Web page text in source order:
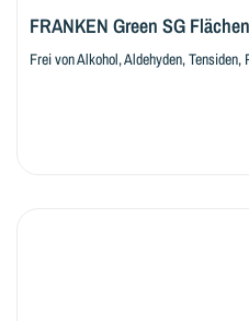
FRANKEN Green SG
Frei von Alkohol, Aldehyden, Tensiden,